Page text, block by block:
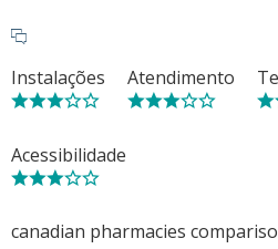
Instalações Atendimento
Acessibilidade
canadian pharmacies